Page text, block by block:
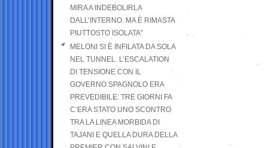
MIRA A INDEBOLIRLA
DALL’INTERNO. MA È RIMASTA
PIUTTOSTO ISOLATA”
MELONI SI È INFILATA DA SOLA
NEL TUNNEL. L’ESCALATION
DI TENSIONE CON IL
GOVERNO SPAGNOLO ERA
PREVEDIBILE: TRE GIORNI FA
C’ERA STATO UNO SCONTRO
TRA LA LINEA MORBIDA DI
TAJANI E QUELLA DURA DELLA